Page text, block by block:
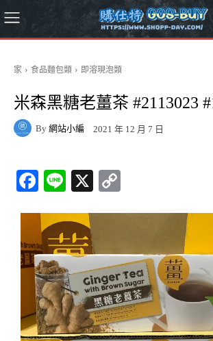
家 食品麵包類 即溶現泡類
米森黑糖老薑茶 #2113023
By 網站小編 2021 年 12 月 7 日
Fa
bo
ok
Li
X
nk